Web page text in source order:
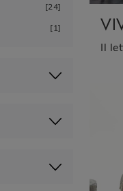
24
1